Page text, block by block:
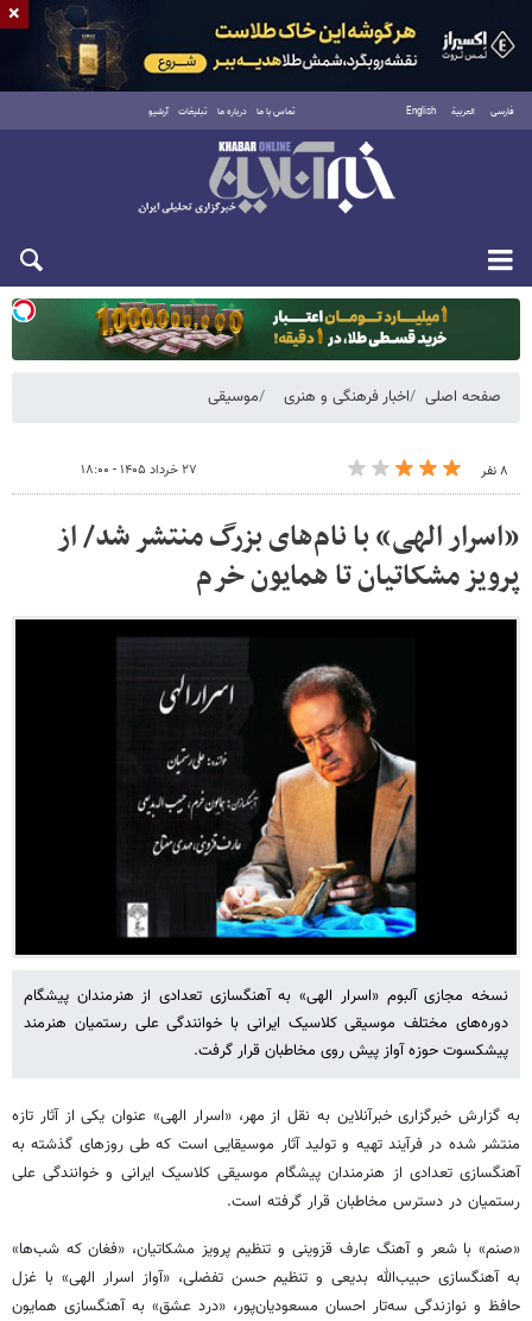
فارسی العربية English تماس با ما درباره ما تبلیغات آرشیو
یکشنبه ۱۸ مرداد ۱۴۰۵
صفحه اصلی اخبار فرهنگی و هنری موسیقی
۸ نفر ۲۷ خرداد ۱۴۰۵ - ۱۸:۰۰
«اسرار الهی» با نام‌های بزرگ منتشر شد/ از
پرویز مشکاتیان تا همایون خرم
نسخه مجازی آلبوم «اسرار الهی» به آهنگسازی تعدادی از هنرمندان پیشگام
دوره‌های مختلف موسیقی کلاسیک ایرانی با خوانندگی علی رستمیان هنرمند
پیشکسوت حوزه آواز پیش روی مخاطبان قرار گرفت.
به گزارش خبرگزاری خبرآنلاین به نقل از مهر، «اسرار الهی» عنوان یکی از آثار تازه
منتشر شده در فرآیند تهیه و تولید آثار موسیقایی است که طی روزهای گذشته به
آهنگسازی تعدادی از هنرمندان پیشگام موسیقی کلاسیک ایرانی و خوانندگی علی
رستمیان در دسترس مخاطبان قرار گرفته است.
«صنم» با شعر و آهنگ عارف قزوینی و تنظیم پرویز مشکاتیان، «فغان که شب‌ها»
به آهنگسازی حبیب‌الله بدیعی و تنظیم حسن تفضلی، «آواز اسرار الهی» با غزل
حافظ و نوازندگی سه‌تار احسان مسعودیان‌پور، «درد عشق» به آهنگسازی همایون
×